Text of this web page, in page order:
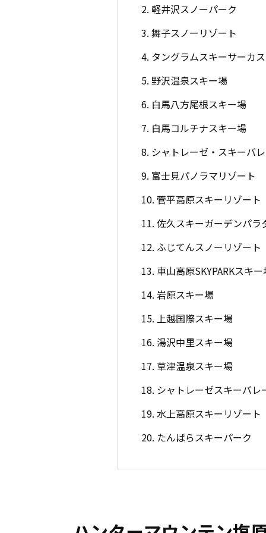
2. 軽井沢スノーパーク
3. 舞子スノーリゾート
4. タングラムスキーサーカス
5. 野沢温泉スキー場
6. 白馬八方尾根スキー場
7. 白馬コルチナスキー場
8. シャトレーゼ・スキーバ
9. 富士見パノラマリゾート
10. 菅平高原スキーリゾート
11. 佐久スキーガーデンパラ
12. ふじてんスノーリゾート
13. 車山高原SKYPARKスキー
14. 岩原スキー場
15. 上越国際スキー場
16. 湯沢中里スキー場
17. 草津温泉スキー場
18. シャトレーゼスキーバレ
19. 水上高原スキーリゾート
20. たんばらスキーパーク